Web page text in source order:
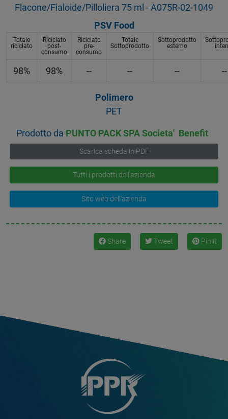
Flacone/Fialoide/Pilloliera 75 ml - A075R-02-1049
PSV Food
Totale
riciclato
Riciclato
post-
consumo
Riciclato
pre-
consumo
Totale
Sottoprodotto
Sottoprodotto
esterno
98% 98% -- -- -- --
Polimero
PET
Prodotto da PUNTO PACK SPA Societa' Benefit
Scarica scheda in PDF
Tutti i prodotti dell'azienda
Sito web dell'azienda
Share Tweet Pin it